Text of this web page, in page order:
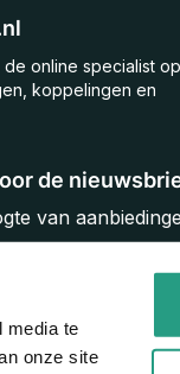
media te
onze site
de
van
de online specialist
koppelingen en